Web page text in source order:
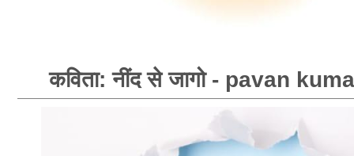
कविता: नींद से जागो - pavan